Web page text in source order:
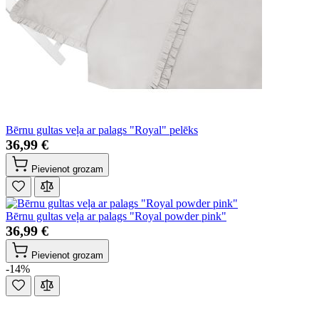
Bērnu gultas veļa ar palags "Royal" pelēks
36,99 €
Pievienot grozam
Bērnu gultas veļa ar palags "Royal powder pink"
36,99 €
Pievienot grozam
-14%